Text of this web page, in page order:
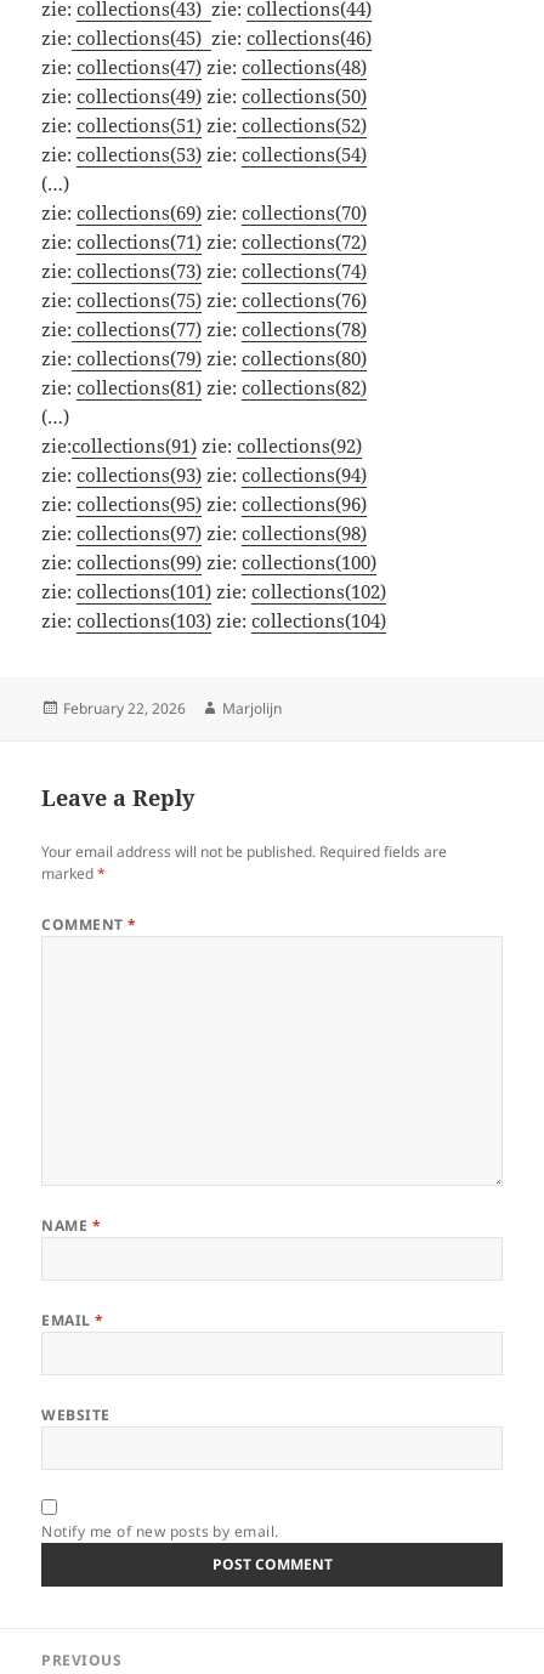
zie:collections(43)zie:collections(44)
zie: collections(45)zie:collections(46)
zie:collections(47) zie:collections(48)
zie:collections(49) zie:collections(50)
zie:collections(51) zie: collections(52)
zie:collections(53) zie:collections(54)
(…)
zie:collections(69) zie:collections(70)
zie:collections(71) zie:collections(72)
zie: collections(73) zie:collections(74)
zie:collections(75) zie: collections(76)
zie: collections(77) zie:collections(78)
zie: collections(79) zie:collections(80)
zie:collections(81) zie:collections(82)
(…)
zie:collections(91) zie:collections(92)
zie:collections(93) zie:collections(94)
zie:collections(95) zie:collections(96)
zie:collections(97) zie:collections(98)
zie:collections(99) zie:collections(100)
zie:collections(101) zie:collections(102)
zie:collections(103) zie:collections(104)
Posted
February 22, 2026 Author
Marjolijn
Leave a Reply
Your email address will not be published. Required fields are
marked*
COMMENT*
NAME *
EMAIL*
WEBSITE
Notify me of new posts by email.
PREVIOUS